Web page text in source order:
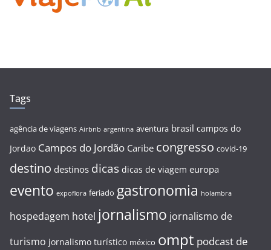
Tags
agência de viagens Airbnb argentina aventura brasil campos do
Jordao Campos do Jordão Caribe congresso covid-19
destino destinos dicas dicas de viagem europa
evento expoflora feriado gastronomia holambra
hospedagem hotel jornalismo jornalismo de
turismo jornalismo turístico méxico ompt podcast de